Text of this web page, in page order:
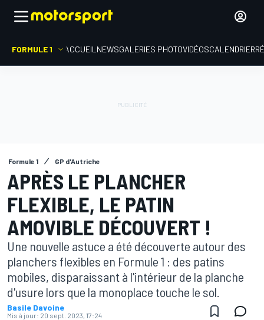
FORMULE 1 ACCUEIL NEWSGALERIES PHOTOVIDÉOSCALENDRIER
Formule 1 GP d'Autriche
APRÈS LE PLANCHER
FLEXIBLE, LE PATIN
AMOVIBLE DÉCOUVERT !
Une nouvelle astuce a été découverte autour des
planchers flexibles en Formule 1 : des patins
mobiles, disparaissant à l'intérieur de la planche
d'usure lors que la monoplace touche le sol.
Basile Davoine
Mis à jour: 20 sept. 2023, 17:24